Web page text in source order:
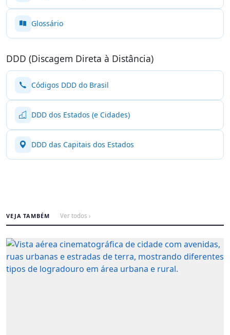
Glossário
DDD (Discagem Direta à Distância)
Códigos DDD do Brasil
DDD dos Estados (e Cidades)
DDD das Capitais dos Estados
VEJA TAMBÉM Ver todos ›